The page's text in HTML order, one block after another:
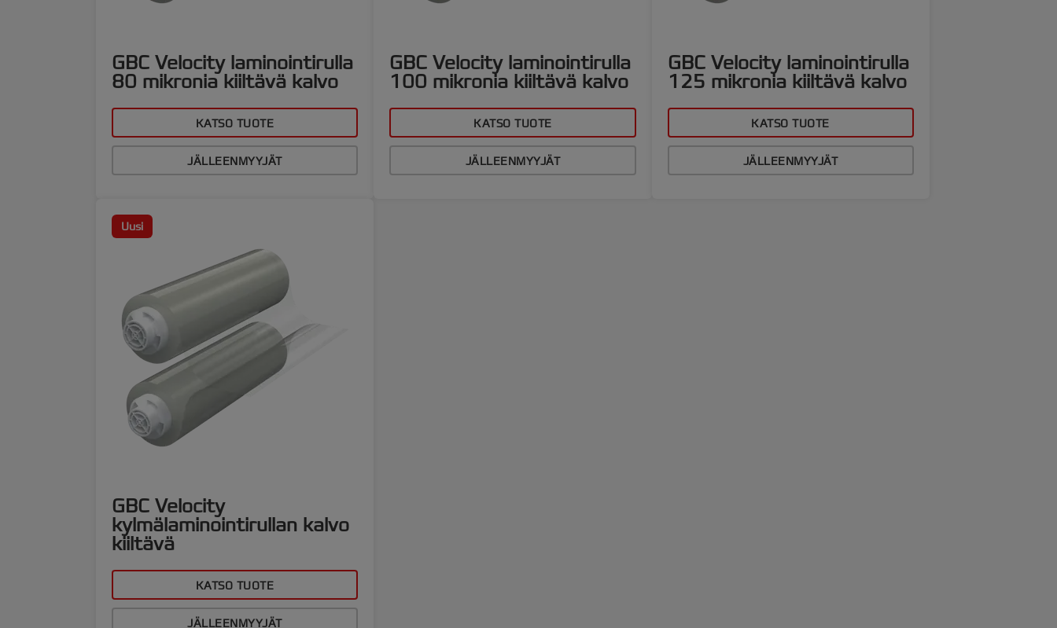
GBC Velocity laminointirulla
80 mikronia kiiltävä kalvo
KATSO TUOTE
JÄLLEENMYYJÄT
GBC Velocity laminointirulla
100 mikronia kiiltävä kalvo
KATSO TUOTE
JÄLLEENMYYJÄT
GBC Velocity laminointirulla
125 mikronia kiiltävä kalvo
KATSO TUOTE
JÄLLEENMYYJÄT
Uusi
GBC Velocity
kylmälaminointirullan kalvo
kiiltävä
KATSO TUOTE
JÄLLEENMYYJÄT